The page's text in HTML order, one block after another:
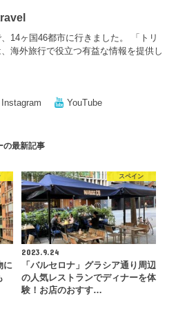
14ヶ国46都市に行きました。 「トリ
海外旅行で役立つ有益な情報を提供し
Instagram YouTube
の最新記事
に
スペイン
2023.9.24
「バルセロナ」グラシア通り周辺
の人気レストランでディナーを体
験！お店のおすす…